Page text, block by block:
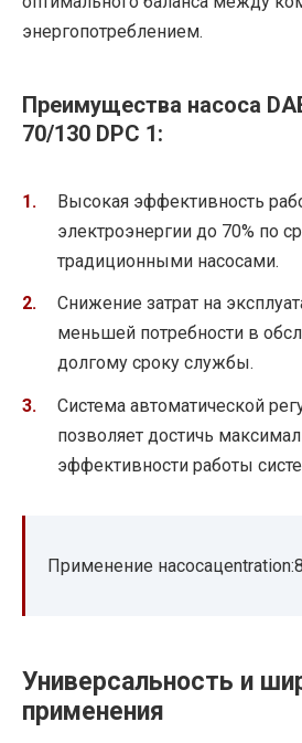
энергопотреблением.
Преимущества насоса
70/130 DPC 1:
Высокая эффективность
электроэнергии до 70% по
традиционными насосами.
Снижение затрат на
меньшей потребности в
долгому сроку службы.
Система автоматической
позволяет достичь
эффективности работы
Применение
Универсальность и
применения